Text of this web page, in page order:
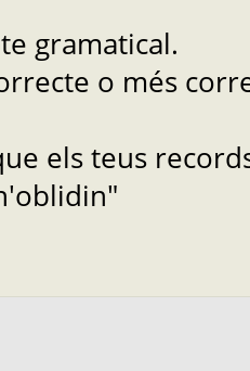
gramatical.
o més
els teus